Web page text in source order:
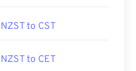
NZST to CST
NZST to CET